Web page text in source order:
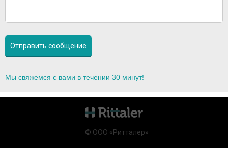
Мы свяжемся с вами в течении 30 минут!
© ООО «Ритталер»